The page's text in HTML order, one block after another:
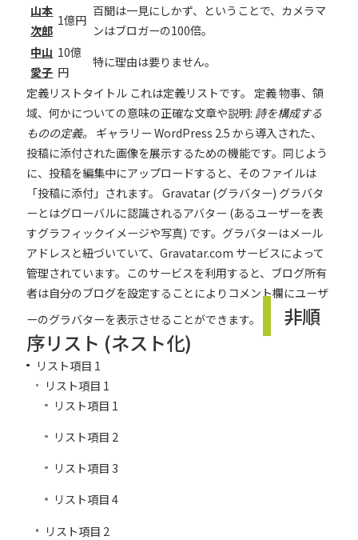
山本
次郎
1億円
百聞は一見にしかず、ということで、カメラマ
ンはブロガーの100倍。
中山
愛子
10億
円
特に理由は要りません。
定義リストタイトル これは定義リストです。 定義物事、領
域、何かについての意味の正確な文章や説明: 詩を構成する
ものの定義。 ギャラリー WordPress 2.5 から導入された、
投稿に添付された画像を展示するための機能です。同じよう
に、投稿を編集中にアップロードすると、そのファイルは
「投稿に添付」されます。
Gravatar (グラバター) グラバタ
ーとはグローバルに認識されるアバター (あるユーザーを表
すグラフィックイメージや写真) です。グラバターはメール
アドレスと紐づいていて、Gravatar.com サービスによって
管理されています。このサービスを利用すると、ブログ所有
者は自分のブログを設定することによりコメント欄にユーザ
ーのグラバターを表示させることができます。
非順
序リスト (ネスト化)
リスト項目 1
リスト項目 1
リスト項目 1
リスト項目 2
リスト項目 3
リスト項目 4
リスト項目 2